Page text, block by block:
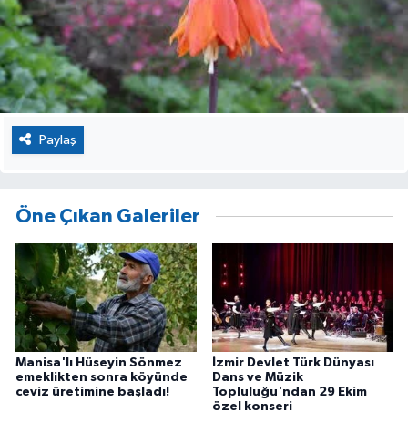
Paylaş
Öne Çıkan Galeriler
Manisa'lı Hüseyin Sönmez
emeklikten sonra köyünde
ceviz üretimine başladı!
İzmir Devlet Türk Dünyası
Dans ve Müzik
Topluluğu'ndan 29 Ekim
özel konseri